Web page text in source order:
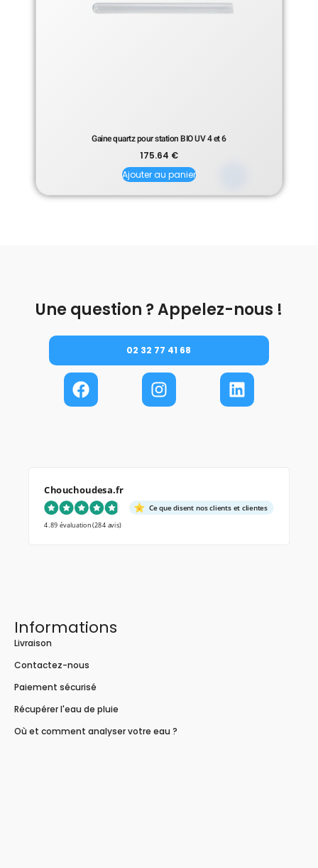
Gaine quartz pour station BIO UV 4 et 6
175.64 €
Ajouter au panier
Une question ? Appelez-nous !
02 32 77 41 68
Chouchoudesa.fr
Ce que disent nos clients et clientes
4.89 évaluation(284 avis)
Informations
Livraison
Contactez-nous
Paiement sécurisé
Récupérer l'eau de pluie
Où et comment analyser votre eau ?